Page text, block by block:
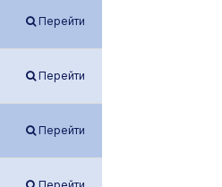
Перейти
Перейти
Перейти